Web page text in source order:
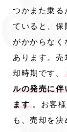
つかまた乗る
ていると、保
がかからなく
あります。売
却時期です。
ルの発売に伴
ます 。お客
も、売却を決